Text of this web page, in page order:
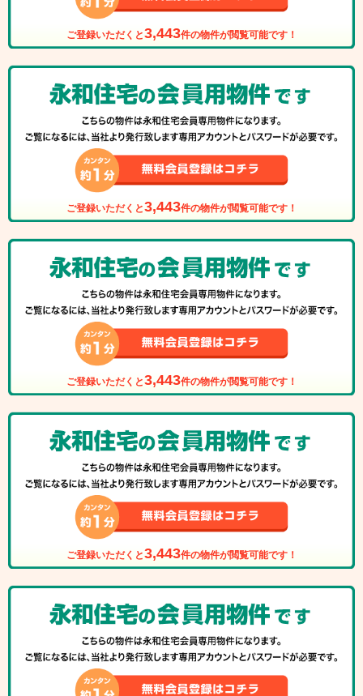
ご登録いただくと3,443件の物件が閲覧可能です！
ご登録いただくと3,443件の物件が閲覧可能です！
ご登録いただくと3,443件の物件が閲覧可能です！
ご登録いただくと3,443件の物件が閲覧可能です！